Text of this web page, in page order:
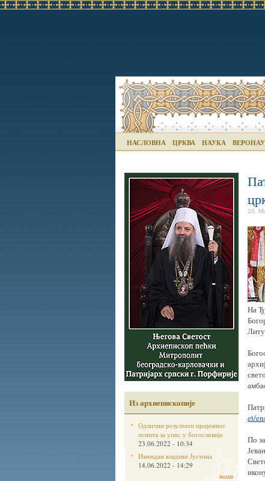
НАСЛОВНА ЦРКВА НАУКА
Из архиепископије
Одлични резултати пријемног
испита за упис у богословије
23.06.2022 - 10:34
Имендан владике Јустина
14.06.2022 - 14:29
више
10.
На
et/
По